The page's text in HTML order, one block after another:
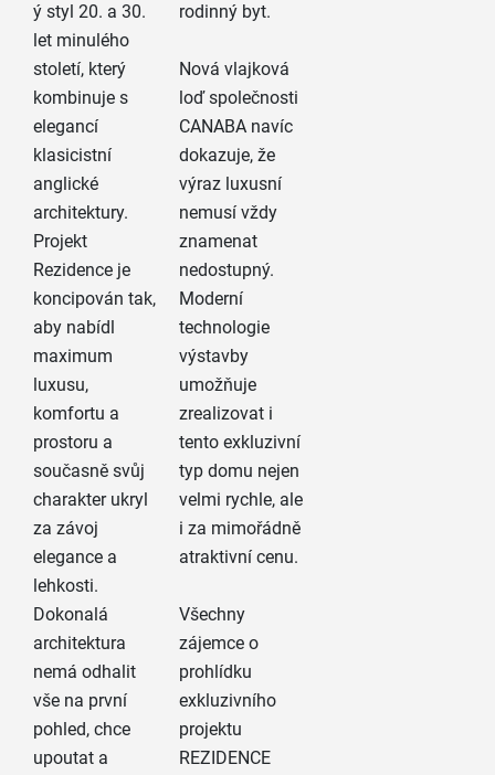
ý styl 20. a 30.
let minulého
století, který
kombinuje s
elegancí
klasicistní
anglické
architektury.
Projekt
Rezidence je
koncipován tak,
aby nabídl
maximum
luxusu,
komfortu a
prostoru a
současně svůj
charakter ukryl
za závoj
elegance a
lehkosti.
Dokonalá
architektura
nemá odhalit
vše na první
pohled, chce
upoutat a
rodinný byt.
Nová vlajková
loď společnosti
CANABA navíc
dokazuje, že
výraz luxusní
nemusí vždy
znamenat
nedostupný.
Moderní
technologie
výstavby
umožňuje
zrealizovat i
tento exkluzivní
typ domu nejen
velmi rychle, ale
i za mimořádně
atraktivní cenu.
Všechny
zájemce o
prohlídku
exkluzivního
projektu
REZIDENCE